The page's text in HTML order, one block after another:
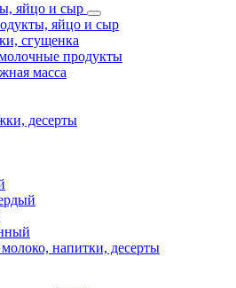
яйцо и сыр
яйцо и сыр
сгущенка
продукты
масса
десерты
молоко, напитки, десерты